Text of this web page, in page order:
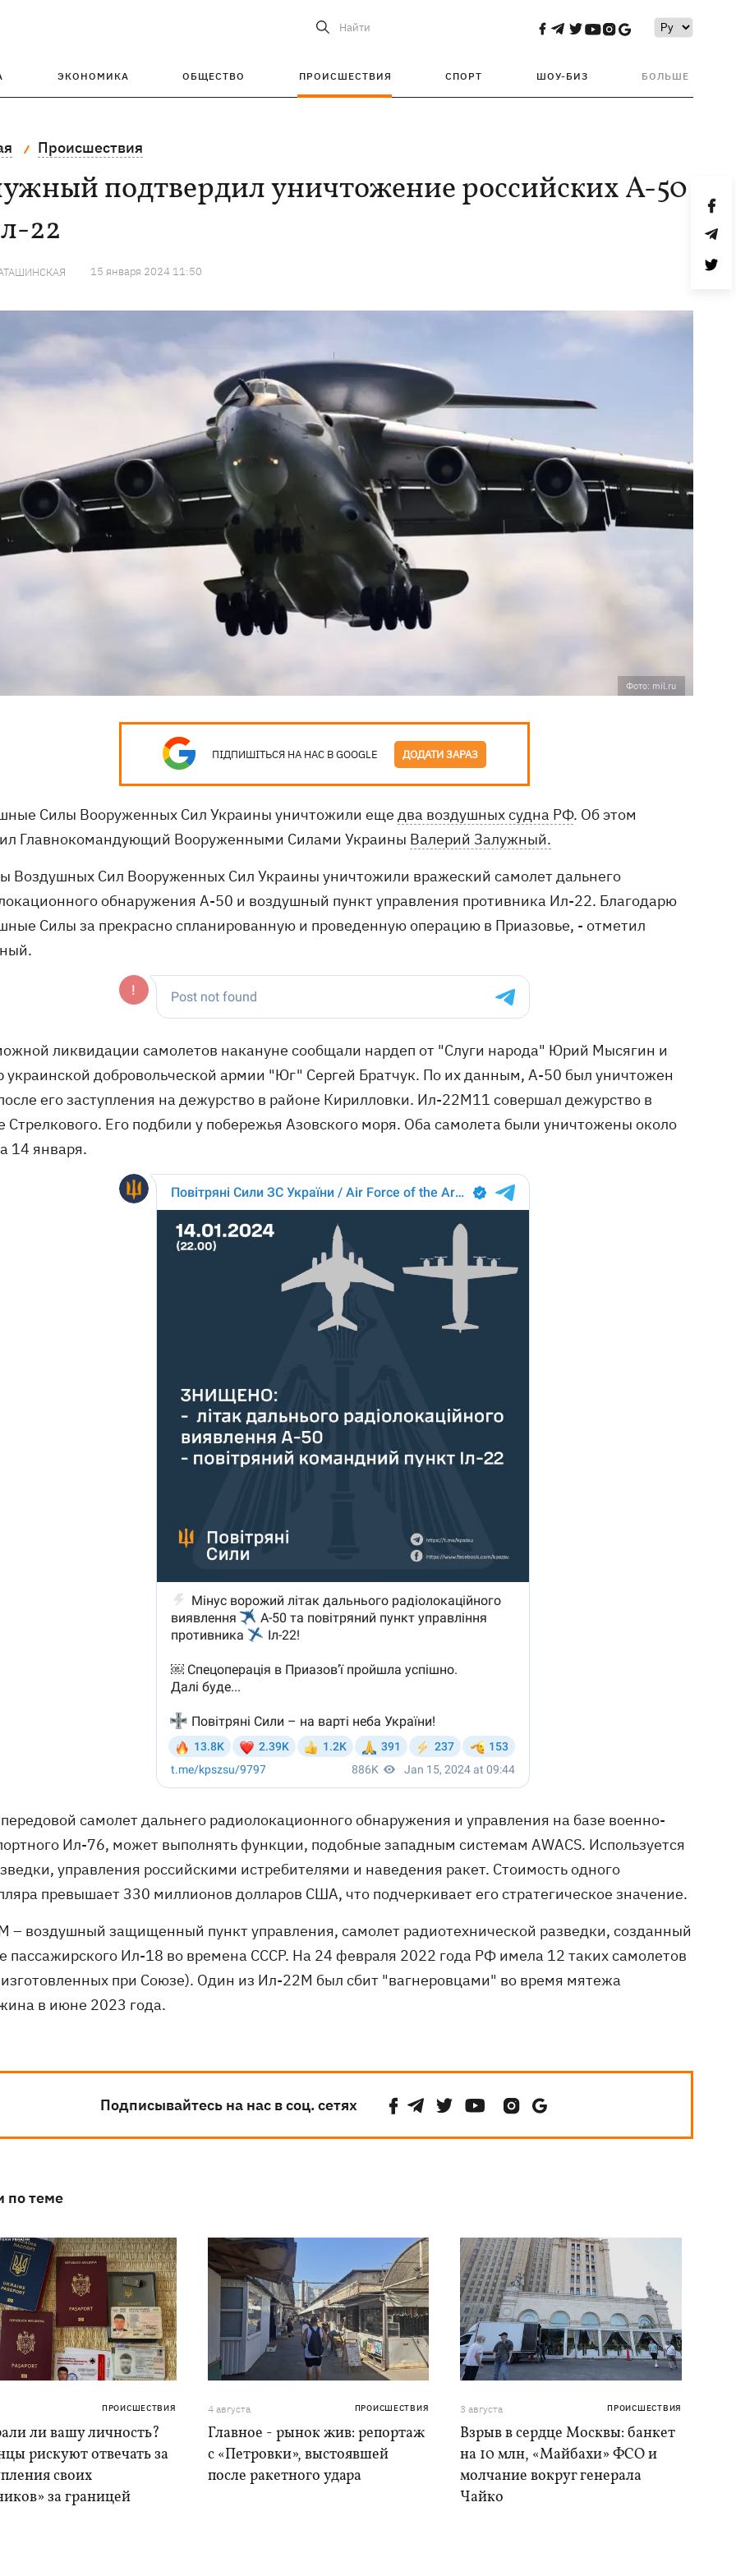
Найти
ЭКОНОМИКА ОБЩЕСТВО ПРОИСШЕСТВИЯ СПОРТ ШОУ-БИЗ БОЛЬШЕ
Происшествия
подтвердил уничтожение российских А-50
22
15 января 2024 11:50
Фото: mil.ru
ПІДПИШІТЬСЯ НА НАС В GOOGLE ДОДАТИ ЗАРАЗ
Силы Вооруженных Сил Украины уничтожили еще два воздушных судна РФ. Об этом
Главнокомандующий Вооруженными Силами Украины Валерий Залужный.
Воздушных Сил Вооруженных Сил Украины уничтожили вражеский самолет дальнего
обнаружения А-50 и воздушный пункт управления противника Ил-22. Благодарю
Силы за прекрасно спланированную и проведенную операцию в Приазовье, - отметил
ликвидации самолетов накануне сообщали нардеп от "Слуги народа" Юрий Мысягин и
украинской добровольческой армии "Юг" Сергей Братчук. По их данным, А-50 был уничтожен
его заступления на дежурство в районе Кирилловки. Ил-22М11 совершал дежурство в
Стрелкового. Его подбили у побережья Азовского моря. Оба самолета были уничтожены около
14 января.
самолет дальнего радиолокационного обнаружения и управления на базе военно-
Ил-76, может выполнять функции, подобные западным системам AWACS. Используется
управления российскими истребителями и наведения ракет. Стоимость одного
превышает 330 миллионов долларов США, что подчеркивает его стратегическое значение.
– воздушный защищенный пункт управления, самолет радиотехнической разведки, созданный
пассажирского Ил-18 во времена СССР. На 24 февраля 2022 года РФ имела 12 таких самолетов
при Союзе). Один из Ил-22М был сбит "вагнеровцами" во время мятежа
в июне 2023 года.
Подписывайтесь на нас в соц. сетях
по теме
ПРОИСШЕСТВИЯ
ли вашу личность?
рискуют отвечать за
своих
за границей
4 августа ПРОИСШЕСТВИЯ
Главное - рынок жив: репортаж
с «Петровки», выстоявшей
после ракетного удара
3 августа ПРОИСШЕСТВИЯ
Взрыв в сердце Москвы: банкет
на 10 млн, «Майбахи» ФСО и
молчание вокруг генерала
Чайко